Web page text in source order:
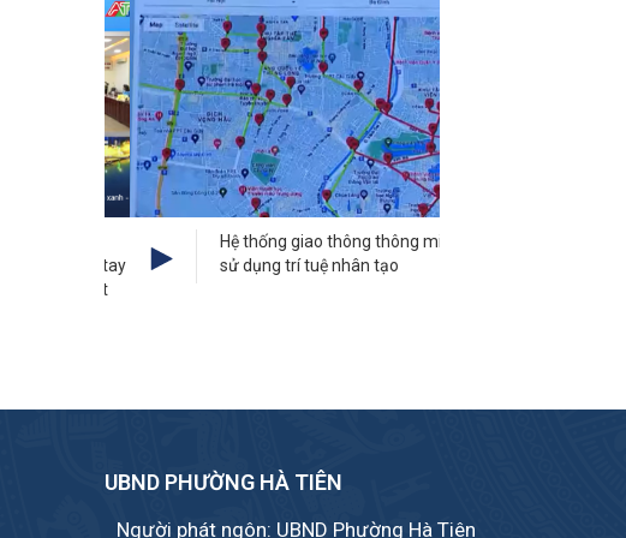
Hệ thống giao thông thông minh
sử dụng trí tuệ nhân tạo
UBND PHƯỜNG HÀ TIÊN
Người phát ngôn: UBND Phường Hà Tiên